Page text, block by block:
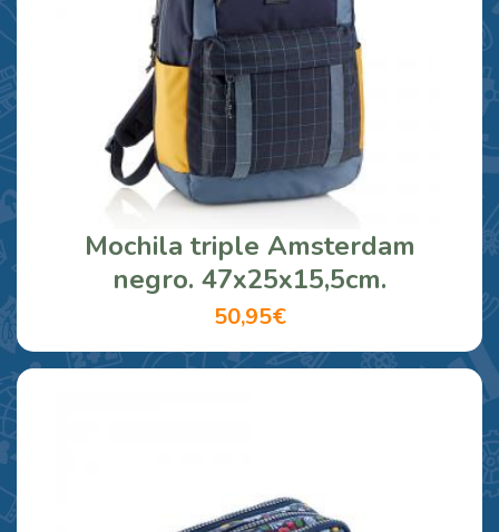
Mochila triple Amsterdam
negro. 47x25x15,5cm.
50,95€